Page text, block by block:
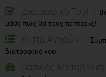
Διατροφικό Tool
μάθε πώς θα τους πετύχεις!
Λίστα Αγορών
διατροφικό νου
Βασικός